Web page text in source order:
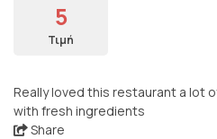
5
Τιμή
Really loved this restaurant a lot
with fresh ingredients
Share